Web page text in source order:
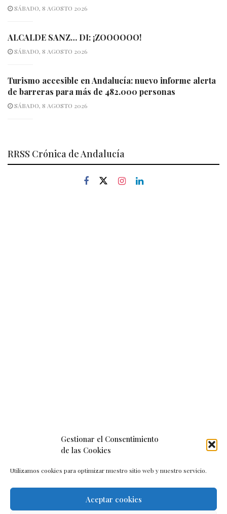
Gestionar el Consentimiento
de las Cookies
Utilizamos cookies para optimizar nuestro sitio web y nuestro servicio.
Aceptar cookies
SÁBADO, 8 AGOSTO 2026
ALCALDE SANZ… DI: ¡ZOOOOOO!
SÁBADO, 8 AGOSTO 2026
Turismo accesible en Andalucía: nuevo informe alerta
de barreras para más de 482.000 personas
SÁBADO, 8 AGOSTO 2026
RRSS Crónica de Andalucía